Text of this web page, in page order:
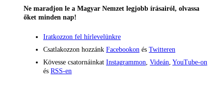
Ne maradjon le a Magyar Nemzet legjobb írásairól, olvassa
őket minden nap!
Iratkozzon fel hírlevelünkre
Csatlakozzon hozzánk Facebookon és Twitteren
Kövesse csatornáinkat Instagrammon, Videán, YouTube-on
és RSS-en